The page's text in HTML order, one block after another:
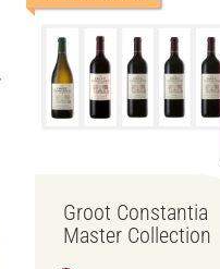
Groot Constantia
Master Collection